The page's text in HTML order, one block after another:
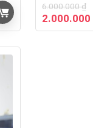
6.000.000₫
Giá
gốc
2.000.000